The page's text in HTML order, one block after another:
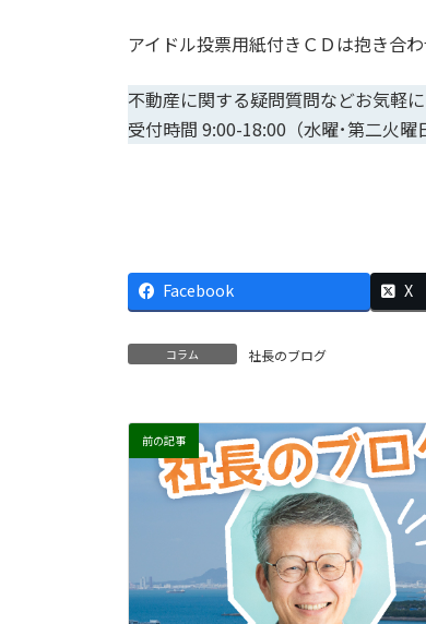
アイドル投票用紙付きＣＤは抱き合
不動産に関する疑問質問などお気軽
受付時間 9:00-18:00（水曜･第二火
Facebook X
コラム 社長のブログ
前の記事